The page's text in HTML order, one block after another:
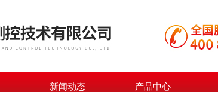
新闻动态 产品中心